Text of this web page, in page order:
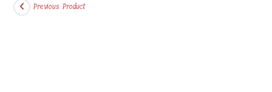
Previous Product